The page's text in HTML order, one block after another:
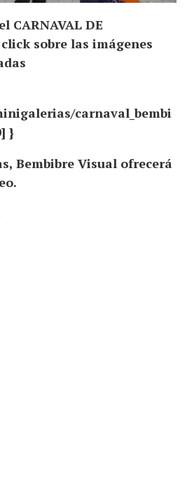
CARNAVAL DE
sobre las imágenes
carnaval_bembi
}
Bembibre Visual ofrecerá